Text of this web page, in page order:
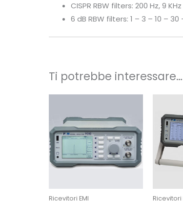
CISPR RBW filters: 200 Hz, 9
6 dB RBW filters: 1 – 3 – 10 – 30
Ti potrebbe interessare…
Ricevitori EMI Ricevitori